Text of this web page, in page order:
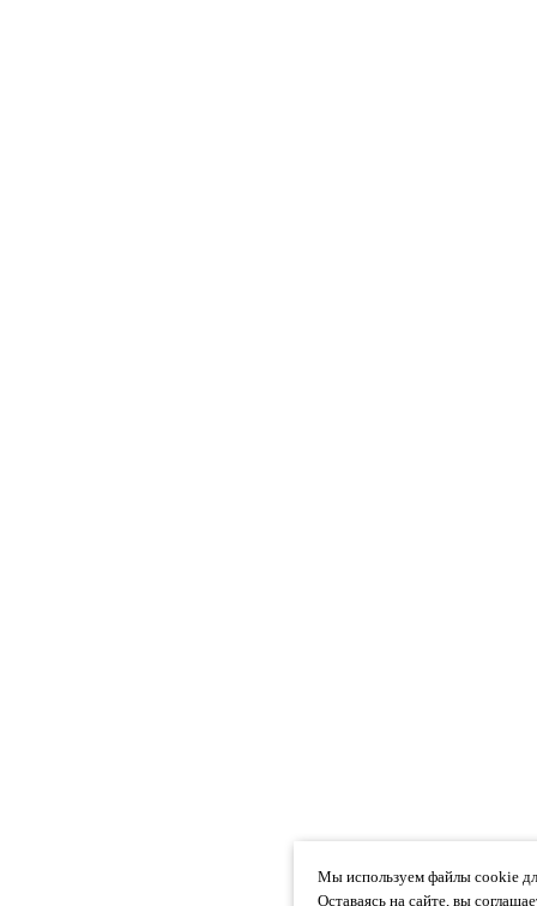
Мы используем файлы cookie
Оставаясь на сайте, вы